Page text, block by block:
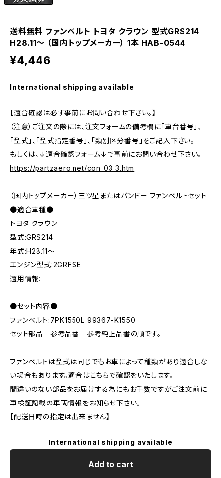
送料無料 ファンベルト トヨタ クラウン 型式GRS214
H28.11～ （国内トップメーカー） 1本 HAB-0544
¥4,446
International shipping available
【適合確認は必ず事前にお問い合わせ下さい。】
（注意）ご注文の際には、注文フォームの備考欄に「車台番号」、
「型式」、「型式指定番号」、「類別区分番号」をご記入下さい。
もしくは、↓適合確認フォーム↓で事前にお問い合わせ下さい。
https://partzaero.net/con_03_3.htm
（国内トップメーカー）三ツ星またはバンドー ファンベルトセット
●適合車種●
トヨタ クラウン
型式:GRS214
年式:H28.11～
エンジン型式:2GRFSE
適用情報:
●セット内容●
ファンベルト:7PK1550L 99367-K1550
セット部品 参考品番 参考純正品番の順です。
ファンベルトは型式は同じでもお車によって種類があり適合しな
い場合もあります。適合はこちらで確認をいたします。
間違いのない部品をお届けする為にもお手数ですがご注文前に
車検証記載の車両情報をお知らせ下さい。
【配送日時の指定は出来ません】
International shipping available
Add to cart